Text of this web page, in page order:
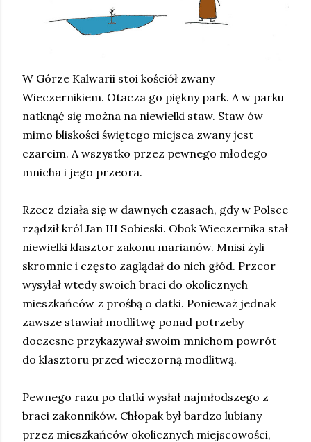
W Górze Kalwarii stoi kościół zwany
Wieczernikiem. Otacza go piękny park. A w parku
natknąć się można na niewielki staw. Staw ów
mimo bliskości świętego miejsca zwany jest
czarcim. A wszystko przez pewnego młodego
mnicha i jego przeora.
Rzecz działa się w dawnych czasach, gdy w Polsce
rządził król Jan III Sobieski. Obok Wieczernika stał
niewielki klasztor zakonu marianów. Mnisi żyli
skromnie i często zaglądał do nich głód. Przeor
wysyłał wtedy swoich braci do okolicznych
mieszkańców z prośbą o datki. Ponieważ jednak
zawsze stawiał modlitwę ponad potrzeby
doczesne przykazywał swoim mnichom powrót
do klasztoru przed wieczorną modlitwą.
Pewnego razu po datki wysłał najmłodszego z
braci zakonników. Chłopak był bardzo lubiany
przez mieszkańców okolicznych miejscowości,